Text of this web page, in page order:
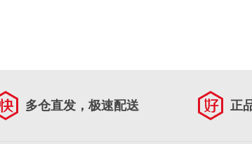
多仓直发，极速配送 正